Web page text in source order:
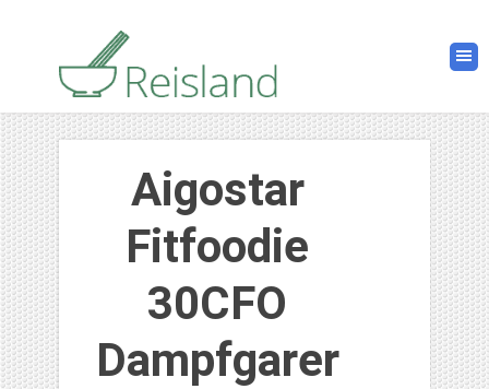
Aigostar
Fitfoodie
30CFO
Dampfgarer